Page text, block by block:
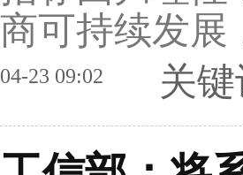
商可持续发展
04-23 09:02 关键